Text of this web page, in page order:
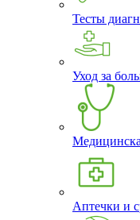
Тесты
Уход за
Аптечки и